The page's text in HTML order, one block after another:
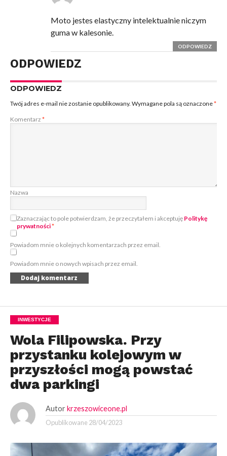
Moto jestes elastyczny intelektualnie niczym
guma w kalesonie.
ODPOWIEDZ
ODPOWIEDZ
ODPOWIEDZ
Twój adres e-mail nie zostanie opublikowany. Wymagane pola są oznaczone*
Komentarz *
Nazwa
Zaznaczając to pole potwierdzam, że przeczytałem i akceptuję Politykę
prywatności*
Powiadom mnie o kolejnych komentarzach przez email.
Powiadom mnie o nowych wpisach przez email.
INWESTYCJE
Wola Filipowska. Przy
przystanku kolejowym w
przyszłości mogą powstać
dwa parkingi
Autor krzeszowiceone.pl
Opublikowane 28/04/2023